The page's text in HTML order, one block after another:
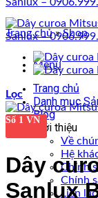
Menu
Trang chủ
Danh mục
Blog
Giới thiệu
Về
Hệ
Chính
Chính
Liên lạc
Trang chủ » Shop
Lọc
Số 1 VN
Dây
Sanlux